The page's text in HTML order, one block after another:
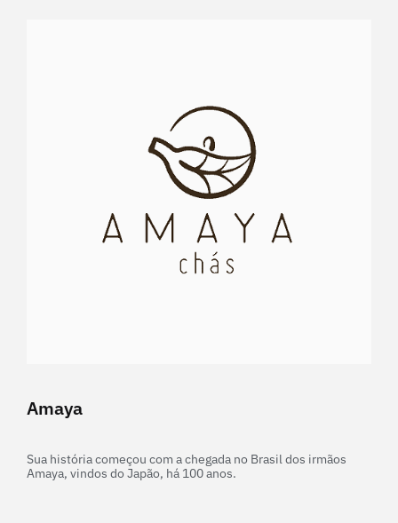
Amaya
Sua história começou com a chegada no Brasil dos irmãos
Amaya, vindos do Japão, há 100 anos.